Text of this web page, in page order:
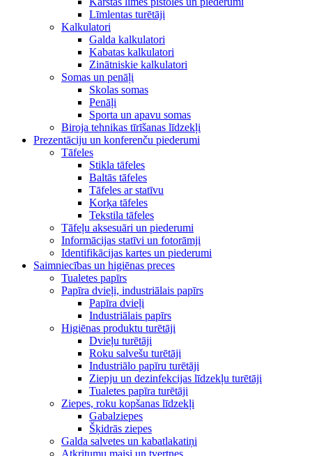
Līmlentas turētāji
Kalkulatori
Galda kalkulatori
Kabatas kalkulatori
Zinātniskie kalkulatori
Somas un penāļi
Skolas somas
Penāļi
Sporta un apavu somas
Biroja tehnikas tīrīšanas līdzekļi
Prezentāciju un konferenču piederumi
Tāfeles
Stikla tāfeles
Baltās tāfeles
Tāfeles ar statīvu
Korķa tāfeles
Tekstila tāfeles
Tāfeļu aksesuāri un piederumi
Informācijas statīvi un fotorāmji
Identifikācijas kartes un piederumi
Saimniecības un higiēnas preces
Tualetes papīrs
Papīra dvieļi, industriālais papīrs
Papīra dvieļi
Industriālais papīrs
Higiēnas produktu turētāji
Dvieļu turētāji
Roku salvešu turētāji
Industriālo papīru turētāji
Ziepju un dezinfekcijas līdzekļu turētāji
Tualetes papīra turētāji
Ziepes, roku kopšanas līdzekļi
Gabalziepes
Šķidrās ziepes
Galda salvetes un kabatlakatiņi
Atkritumu maisi un tvertnes